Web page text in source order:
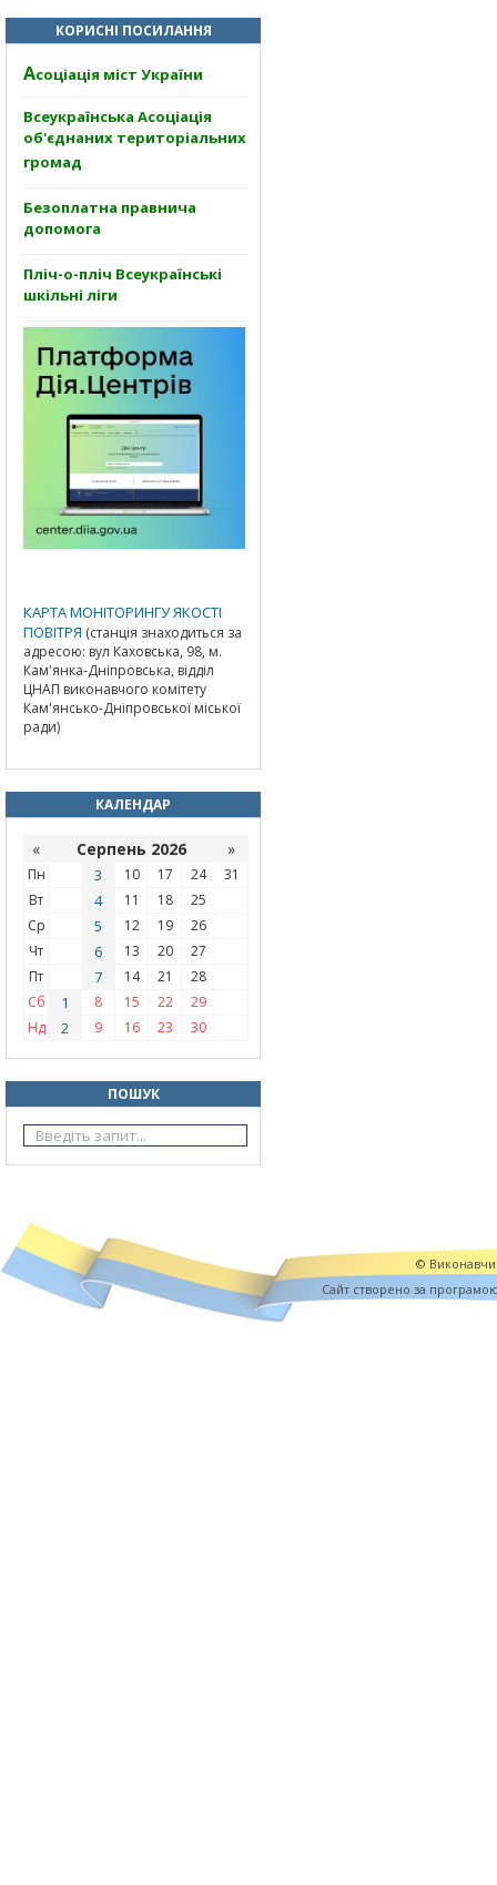
КОРИСНІ ПОСИЛАННЯ
Асоціація міст України
Всеукраїнська Асоціація
об'єднаних територіальних
громад
Безоплатна правнича
допомога
Пліч-о-пліч Всеукраїнські
шкільні ліги
КАРТА МОНІТОРИНГУ ЯКОСТІ
ПОВІТРЯ (станція знаходиться за
адресою: вул Каховська, 98, м.
Кам'янка-Дніпровська, відділ
ЦНАП виконавчого комітету
Кам'янсько-Дніпровської міської
ради)
КАЛЕНДАР
« Серпень 2026 »
Пн 3 10 17 24
31
Вт
4 11 18
25
Ср
5 12 19
26
Чт
6 13 20
27
Пт
7 14 21
28
Сб
1 8 15 22
29
Нд
2 9 16 23 30
ПОШУК
©
Cайт створено за